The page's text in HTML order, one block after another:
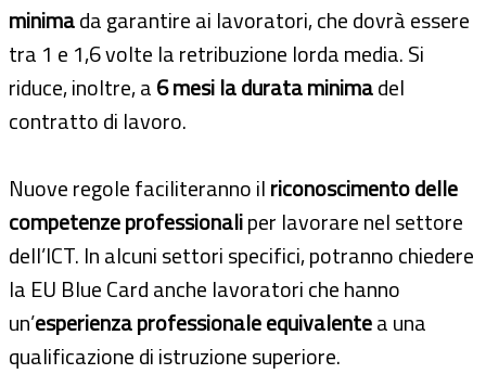
minimada garantire ai lavoratori, che dovrà essere
tra 1 e 1,6 volte la retribuzione lorda media. Si
riduce, inoltre, a6 mesi la durata minimadel
contratto di lavoro.
Nuove regole faciliteranno ilriconoscimento delle
competenze professionaliper lavorare nel settore
dell’ICT. In alcuni settori specifici, potranno chiedere
la EU Blue Card anche lavoratori che hanno
un’esperienza professionale equivalentea una
qualificazione di istruzione superiore.